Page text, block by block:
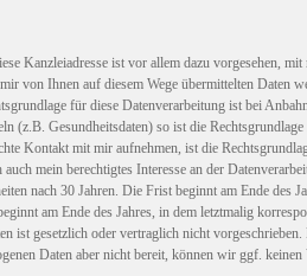
Kanzleiadresse ist vor allem dazu vorgesehen,
Ihnen auf diesem Wege übermittelten Daten
für diese Datenverarbeitung ist bei
(z.B. Gesundheitsdaten) so ist die
Kontakt mit mir aufnehmen, ist die
mein berechtigtes Interesse an der
nach 30 Jahren. Die Frist beginnt am Ende
am Ende des Jahres, in dem letztmalig
ist gesetzlich oder vertraglich nicht
Daten aber nicht bereit, können wir ggf.